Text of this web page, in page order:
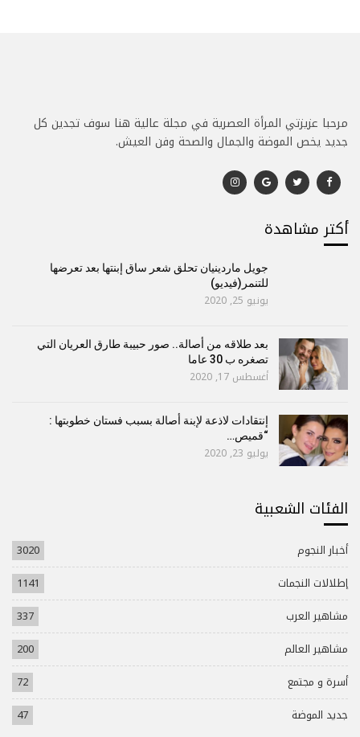
مرحبا عزيزتي المرأة العصرية في مجلة عالية هنا سوف تجدين كل
جديد يخص الموضة والجمال والصحة وفن العيش.
أكتر مشاهدة
جويل ماردينيان تحلق شعر ساق إبنتها بعد تعرضها
للتنمر(فيديو)
يونيو 25, 2020
بعد طلاقه من أصالة.. صور حبيبة طارق العريان التي
تصغره ب 30 عاما
أغسطس 17, 2020
إنتقادات لاذعة لإبنة أصالة بسبب فستان خطوبتها :
“قميص…
يوليو 23, 2020
الفئات الشعبية
أخبار النجوم
3020
إطلالات النجمات
1141
مشاهير العرب
337
مشاهير العالم
200
أسرة و مجتمع
72
جديد الموضة
47